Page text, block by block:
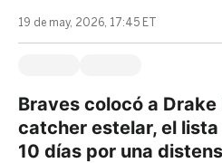
19 de may, 2026, 17:45 ET
Braves colocó a Drake
catcher estelar, el
10 días por una